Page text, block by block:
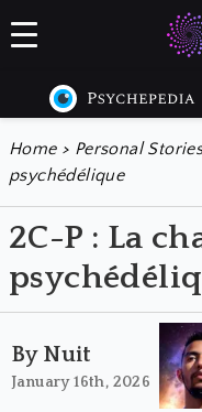
Home > Personal
psychédélique
2C-P : La
By Nuit
January 16th, 2026